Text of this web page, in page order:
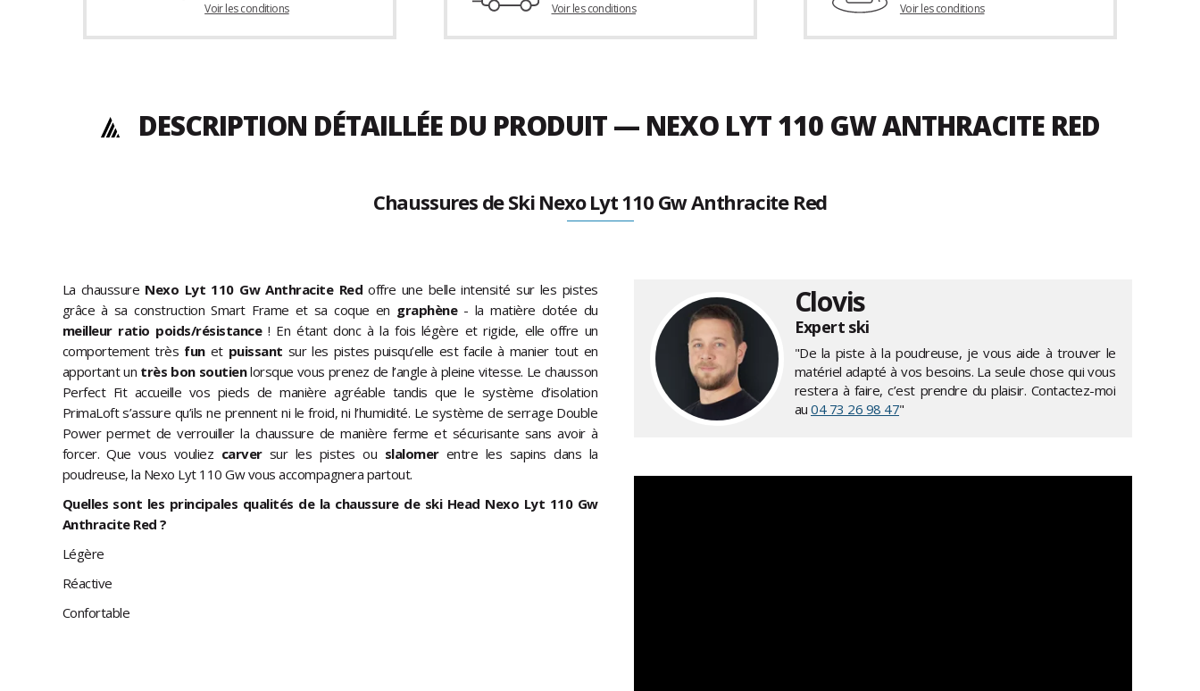
Voir les conditions Voir les conditions Voir les conditions
DESCRIPTION DÉTAILLÉE DU PRODUIT — NEXO LYT 110 GW ANTHRACITE RED
Chaussures de Ski Nexo Lyt 110 Gw Anthracite Red
La chaussure Nexo Lyt 110 Gw Anthracite Redoffre une belle intensité sur les pistes
grâce à sa construction Smart Frame et sa coque en graphène - la matière dotée du
meilleur ratio poids/résistance! En étant donc à la fois légère et rigide, elle offre un
comportement très fun et puissant sur les pistes puisqu’elle est facile à manier tout en
apportant un très bon soutienlorsque vous prenez de l’angle à pleine vitesse. Le chausson
Perfect Fit accueille vos pieds de manière agréable tandis que le système d’isolation
PrimaLoft s’assure qu’ils ne prennent ni le froid, ni l’humidité. Le système de serrage Double
Power permet de verrouiller la chaussure de manière ferme et sécurisante sans avoir à
forcer. Que vous vouliez carver sur les pistes ou slalomer entre les sapins dans la
poudreuse, la Nexo Lyt 110 Gw vous accompagnera partout.
Quelles sont les principales qualités de la chaussure de ski Head Nexo Lyt 110 Gw
Anthracite Red ?
Légère
Réactive
Confortable
Clovis
Expert ski
"De la piste à la poudreuse, je vous aide à trouver le
matériel adapté à vos besoins. La seule chose qui vous
restera à faire, c’est prendre du plaisir. Contactez-moi
au 04 73 26 98 47"